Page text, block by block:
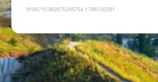
9184710382875248754:1786130291